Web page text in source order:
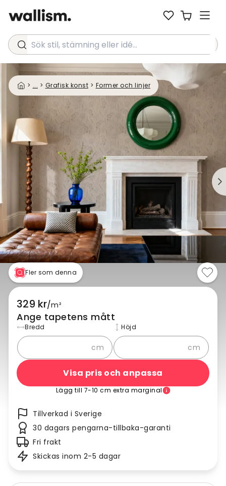
Sök stil, stämning eller idé...
> ... > Grafisk konst > Former och linjer
Fler som denna
329 kr/m²
Ange tapetens mått
Bredd
cm
Höjd
cm
Visa pris och anpassa
Lägg till 7-10 cm extra marginal
Tillverkad i Sverige
30 dagars pengarna-tillbaka-garanti
Fri frakt
Skickas inom 2-5 dagar